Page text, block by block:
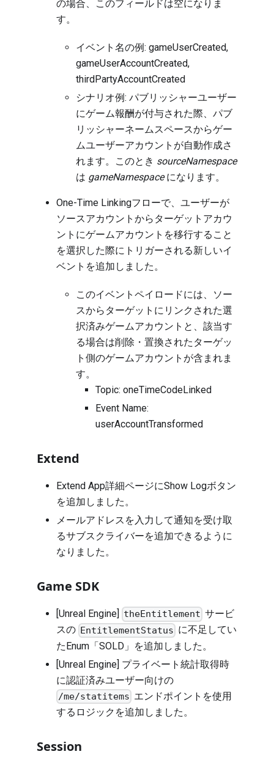
の場合、このフィールドは空になりま
す。
イベント名の例: gameUserCreated,
gameUserAccountCreated,
thirdPartyAccountCreated
シナリオ例: パブリッシャーユーザー
にゲーム報酬が付与された際、パブ
リッシャーネームスペースからゲー
ムユーザーアカウントが自動作成さ
れます。このとき sourceNamespace
は gameNamespaceになります。
One-Time Linkingフローで、ユーザーが
ソースアカウントからターゲットアカウ
ントにゲームアカウントを移行すること
を選択した際にトリガーされる新しいイ
ベントを追加しました。
このイベントペイロードには、ソー
スからターゲットにリンクされた選
択済みゲームアカウントと、該当す
る場合は削除・置換されたターゲッ
ト側のゲームアカウントが含まれま
す。
Topic: oneTimeCodeLinked
Event Name:
userAccountTransformed
Extend
Extend App詳細ページにShow Logボタン
を追加しました。
メールアドレスを入力して通知を受け取
るサブスクライバーを追加できるように
なりました。
Game SDK
[Unreal Engine] theEntitlement サービ
スの EntitlementStatus に不足してい
たEnum「SOLD」を追加しました。
[Unreal Engine] プライベート統計取得時
に認証済みユーザー向けの
/me/statitems エンドポイントを使用
するロジックを追加しました。
Session